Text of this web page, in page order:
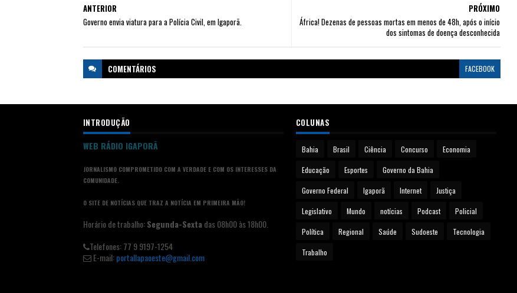
PRÓXIMO
África! Dezenas de pessoas mortas em menos de 48h, após o início
dos sintomas de doença desconhecida
ANTERIOR
Governo envia viatura para a Polícia Civil, em Igaporã.
COMENTÁRIOS FACEBOOK
INTRODUÇÃO
WEB RÁDIO IGAPORÃ
JORNALISMO COMPROMETIDO COM A VERDADE E COM OS INTERESSES DA
COMUNIDADE.
O SITE DE NOTÍCIAS QUE TRAZ A NOTÍCIA EM PRIMEIRA MÃO!
Horário de trabalho:Segunda-Sexta das 08h00 às 18h00.
Telefones: 77 9 9197-1254
E-mail:portallapaoeste@gmail.com
COLUNAS
Bahia Brasil Ciência Concurso Economia
Educação Esportes Governo da Bahia
Governo Federal Igaporã Internet Justiça
Legislativo Mundo notícias Podcast Policial
Política Regional Saúde Sudoeste Tecnologia
Trabalho